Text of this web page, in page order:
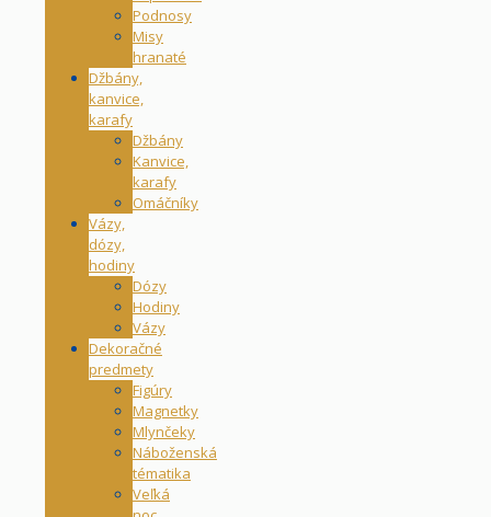
Podnosy
Misy
hranaté
Džbány,
kanvice,
karafy
Džbány
Kanvice,
karafy
Omáčníky
Vázy,
dózy,
hodiny
Dózy
Hodiny
Vázy
Dekoračné
predmety
Figúry
Magnetky
Mlynčeky
Náboženská
tématika
Veľká